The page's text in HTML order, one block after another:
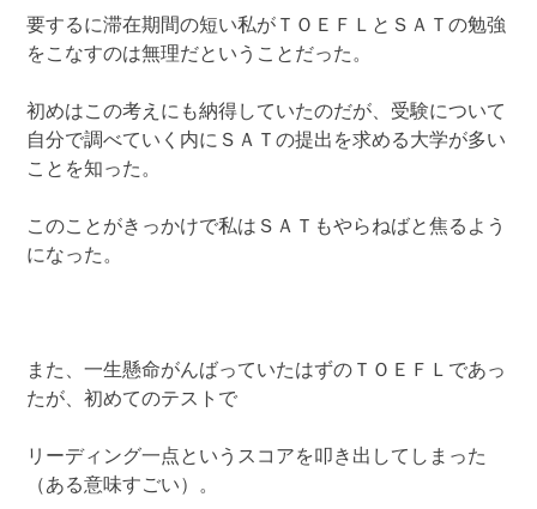
要するに滞在期間の短い私がＴＯＥＦＬとＳＡＴの勉強
をこなすのは無理だということだった。
初めはこの考えにも納得していたのだが、受験について
自分で調べていく内にＳＡＴの提出を求める大学が多い
ことを知った。
このことがきっかけで私はＳＡＴもやらねばと焦るよう
になった。
また、一生懸命がんばっていたはずのＴＯＥＦＬであっ
たが、初めてのテストで
リーディング一点というスコアを叩き出してしまった
（ある意味すごい）。